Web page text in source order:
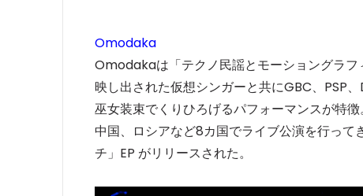
Omodaka
Omodakaは「テクノ民謡とモーショングラ
映し出された仮想シンガーと共にGBC、PSP
巫女装束でくりひろげるパフォーマンスが特
中国、ロシアなど8カ国でライブ公演を行って
チ」EP がリリースされた。